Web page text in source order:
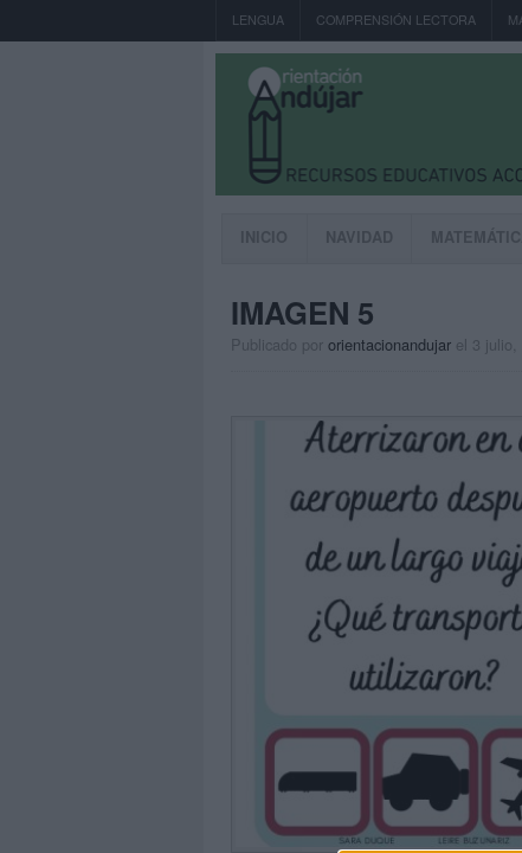
LENGUA COMPRENSIÓN LECTORA
INICIO NAVIDAD
IMAGEN 5
Publicado por orientacionandujar el 3 julio,